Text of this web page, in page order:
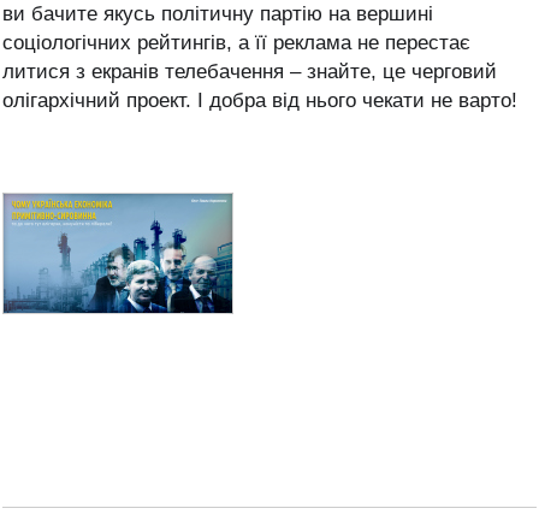
ви бачите якусь політичну партію на вершині
соціологічних рейтингів, а її реклама не перестає
литися з екранів телебачення – знайте, це черговий
олігархічний проект. І добра від нього чекати не варто!